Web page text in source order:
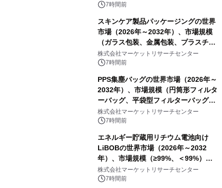
7時間前
スキンケア製品パッケージングの世界
市場（2026年～2032年）、市場規模
（ガラス包装、金属包装、プラスチッ
ク包装、その他）・分析レポートを発
表
株式会社マーケットリサーチセンター
7時間前
PPS集塵バッグの世界市場（2026年～
2032年）、市場規模（円筒形フィルタ
ーバッグ、平袋型フィルターバッグ、
プリーツフィルターバッグ、その
他）・分析レポートを発表
株式会社マーケットリサーチセンター
7時間前
エネルギー貯蔵用リチウム電池向け
LiBOBの世界市場（2026年～2032
年）、市場規模（≥99%、＜99%）・
分析レポートを発表
株式会社マーケットリサーチセンター
7時間前